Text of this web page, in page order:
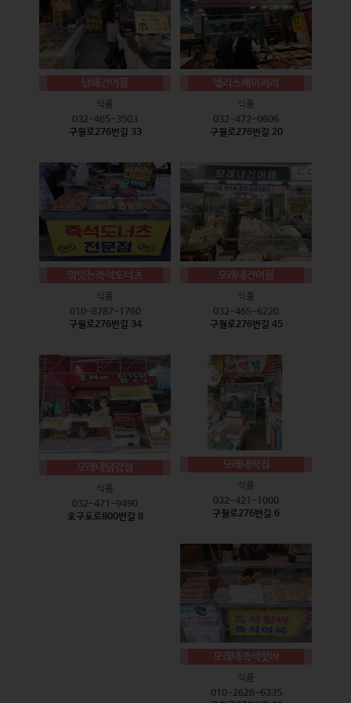
남해건어물
식품
032-465-3503
구월로276번길 33
델리스베이커리
식품
032-472-0606
구월로276번길 20
맛있는즉석도너츠
식품
010-8787-1760
구월로276번길 34
모래내건어물
식품
032-465-6220
구월로276번길 45
모래내닭강정
식품
032-471-9490
호구포로800번길 8
모래내떡집
식품
032-421-1000
구월로276번길 6
모래내즉석핫바
식품
010-2626-6335